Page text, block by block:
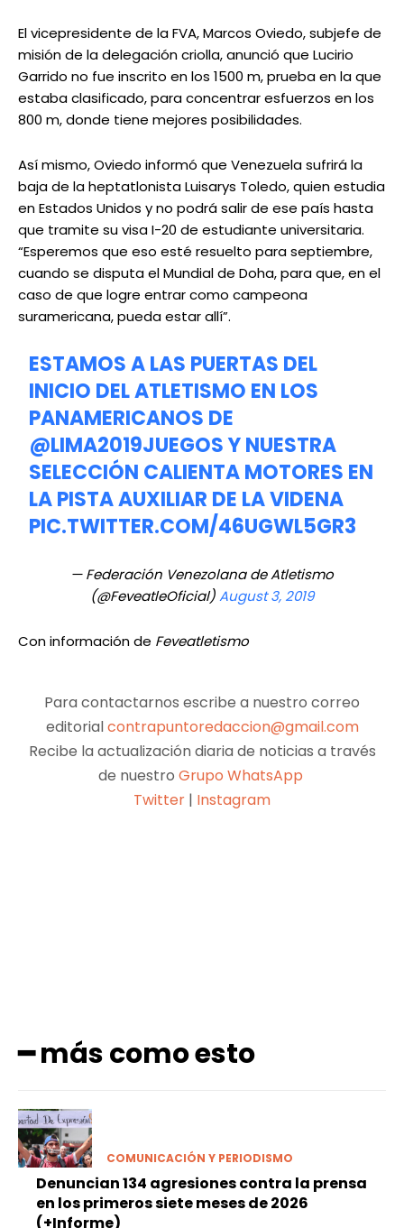
El vicepresidente de la FVA, Marcos Oviedo, subjefe de
misión de la delegación criolla, anunció que Lucirio
Garrido no fue inscrito en los 1500 m, prueba en la que
estaba clasificado, para concentrar esfuerzos en los
800 m, donde tiene mejores posibilidades.
Así mismo, Oviedo informó que Venezuela sufrirá la
baja de la heptatlonista Luisarys Toledo, quien estudia
en Estados Unidos y no podrá salir de ese país hasta
que tramite su visa I-20 de estudiante universitaria.
“Esperemos que eso esté resuelto para septiembre,
cuando se disputa el Mundial de Doha, para que, en el
caso de que logre entrar como campeona
suramericana, pueda estar allí”.
ESTAMOS A LAS PUERTAS DEL
INICIO DEL ATLETISMO EN LOS
PANAMERICANOS DE
@LIMA2019JUEGOSY NUESTRA
SELECCIÓN CALIENTA MOTORES EN
LA PISTA AUXILIAR DE LA VIDENA
PIC.TWITTER.COM/46UGWL5GR3
— Federación Venezolana de Atletismo
(@FeveatleOficial)August 3, 2019
Con información de Feveatletismo
Para contactarnos escribe a nuestro correo
editorialcontrapuntoredaccion@gmail.com
Recibe la actualización diaria de noticias a través
de nuestro Grupo WhatsApp
Twitter | Instagram
━ más como esto
COMUNICACIÓN Y PERIODISMO
Denuncian 134 agresiones contra la prensa
en los primeros siete meses de 2026
(+Informe)